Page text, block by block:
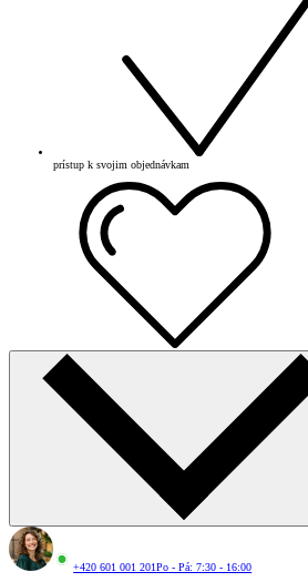
prístup k svojim objednávkam
+420 601 001 201Po - Pá: 7:30 - 16:00